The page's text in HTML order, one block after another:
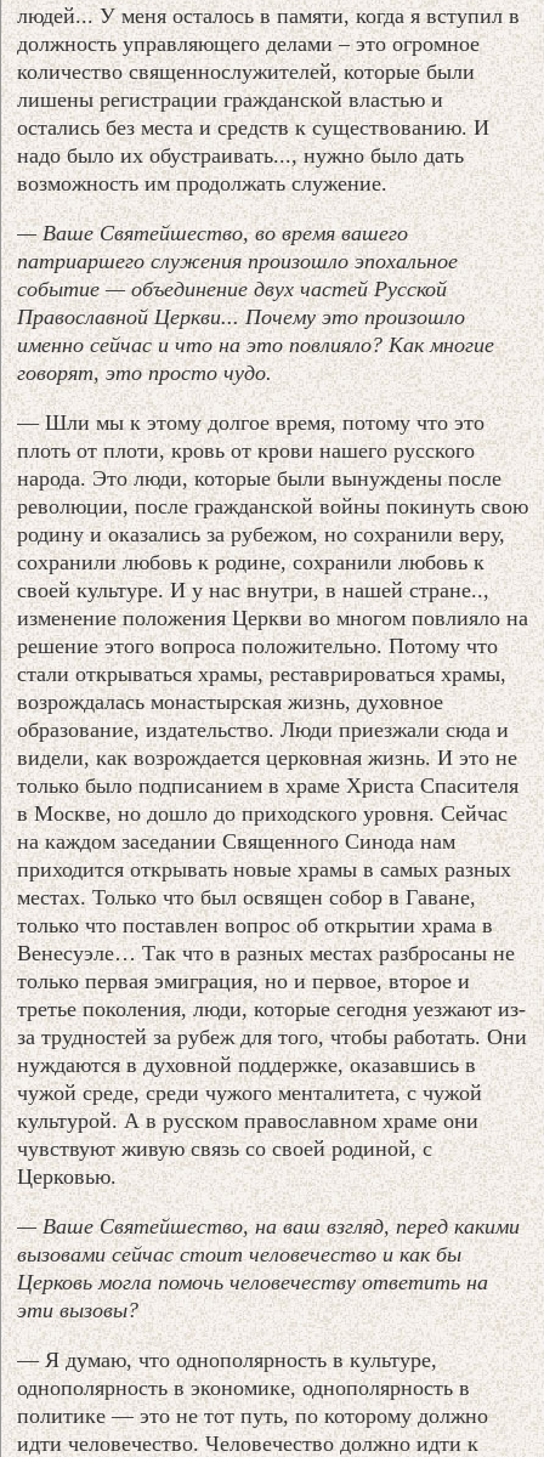
людей... У меня осталось в памяти, когда я вступил в
должность управляющего делами – это огромное
количество священнослужителей, которые были
лишены регистрации гражданской властью и
остались без места и средств к существованию. И
надо было их обустраивать..., нужно было дать
возможность им продолжать служение.
— Ваше Святейшество, во время вашего
патриаршего служения произошло эпохальное
событие — объединение двух частей Русской
Православной Церкви... Почему это произошло
именно сейчас и что на это повлияло? Как многие
говорят, это просто чудо.
— Шли мы к этому долгое время, потому что это
плоть от плоти, кровь от крови нашего русского
народа. Это люди, которые были вынуждены после
революции, после гражданской войны покинуть свою
родину и оказались за рубежом, но сохранили веру,
сохранили любовь к родине, сохранили любовь к
своей культуре. И у нас внутри, в нашей стране..,
изменение положения Церкви во многом повлияло на
решение этого вопроса положительно. Потому что
стали открываться храмы, реставрироваться храмы,
возрождалась монастырская жизнь, духовное
образование, издательство. Люди приезжали сюда и
видели, как возрождается церковная жизнь. И это не
только было подписанием в храме Христа Спасителя
в Москве, но дошло до приходского уровня. Сейчас
на каждом заседании Священного Синода нам
приходится открывать новые храмы в самых разных
местах. Только что был освящен собор в Гаване,
только что поставлен вопрос об открытии храма в
Венесуэле… Так что в разных местах разбросаны не
только первая эмиграция, но и первое, второе и
третье поколения, люди, которые сегодня уезжают из-
за трудностей за рубеж для того, чтобы работать. Они
нуждаются в духовной поддержке, оказавшись в
чужой среде, среди чужого менталитета, с чужой
культурой. А в русском православном храме они
чувствуют живую связь со своей родиной, с
Церковью.
— Ваше Святейшество, на ваш взгляд, перед какими
вызовами сейчас стоит человечество и как бы
Церковь могла помочь человечеству ответить на
эти вызовы?
— Я думаю, что однополярность в культуре,
однополярность в экономике, однополярность в
политике — это не тот путь, по которому должно
идти человечество. Человечество должно идти к